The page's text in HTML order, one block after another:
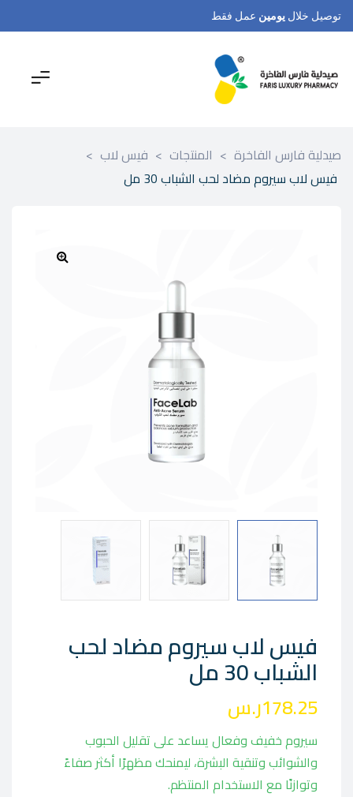
توصيل خلال يومين عمل فقط
صيدلية فارس الفاخرة > المنتجات > فيس لاب >
فيس لاب سيروم مضاد لحب الشباب 30 مل
فيس لاب سيروم مضاد لحب
الشباب 30 مل
178.25ر.س
سيروم خفيف وفعال يساعد على تقليل الحبوب
والشوائب وتنقية البشرة، ليمنحك مظهرًا أكثر صفاءً
وتوازنًا مع الاستخدام المنتظم.